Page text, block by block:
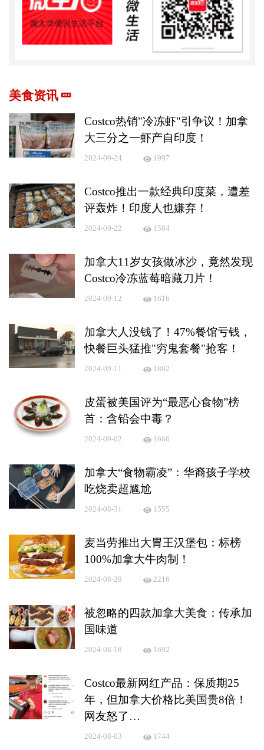
美食资讯
Costco热销"冷冻虾"引争议！加拿
大三分之一虾产自印度！
2024-09-24 1997
Costco推出一款经典印度菜，遭差
评轰炸！印度人也嫌弃！
2024-09-22 1584
加拿大11岁女孩做冰沙，竟然发现
Costco冷冻蓝莓暗藏刀片！
2024-09-12 1616
加拿大人没钱了！47%餐馆亏钱，
快餐巨头猛推"穷鬼套餐"抢客！
2024-09-11 1802
皮蛋被美国评为“最恶心食物”榜
首：含铅会中毒？
2024-09-02 1666
加拿大“食物霸凌”：华裔孩子学校
吃烧卖超尴尬
2024-08-31 1555
麦当劳推出大胃王汉堡包：标榜
100%加拿大牛肉制！
2024-08-28 2216
被忽略的四款加拿大美食：传承加
国味道
2024-08-18 1692
Costco最新网红产品：保质期25
年，但加拿大价格比美国贵8倍！
网友怒了…
2024-08-03 1744